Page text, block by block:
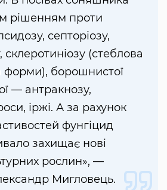
рішенням проти
септоріозу,
склеротиніозу (стеблова
форми), борошнистої
— антракнозу,
іржі. А за рахунок
фунгіцид
захищає нові
рослин», —
Мигловець.